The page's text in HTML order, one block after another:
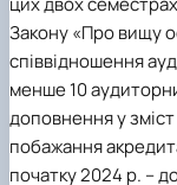
Закону «Про вищу
співвідношення
менше 10
доповнення у
побажання
початку 2024 р. –